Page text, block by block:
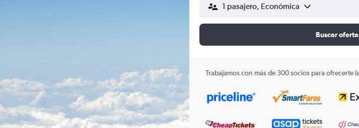
1 pasajero, Económica
Buscar
Trabajamos con más de 300 socios para ofrecerte